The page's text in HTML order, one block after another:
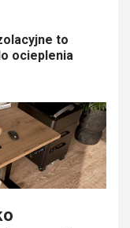
to
ocieplenia